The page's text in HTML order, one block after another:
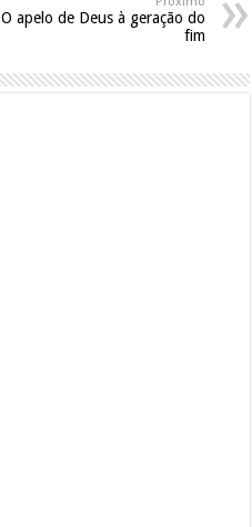
O apelo de Deus à geração do
fim